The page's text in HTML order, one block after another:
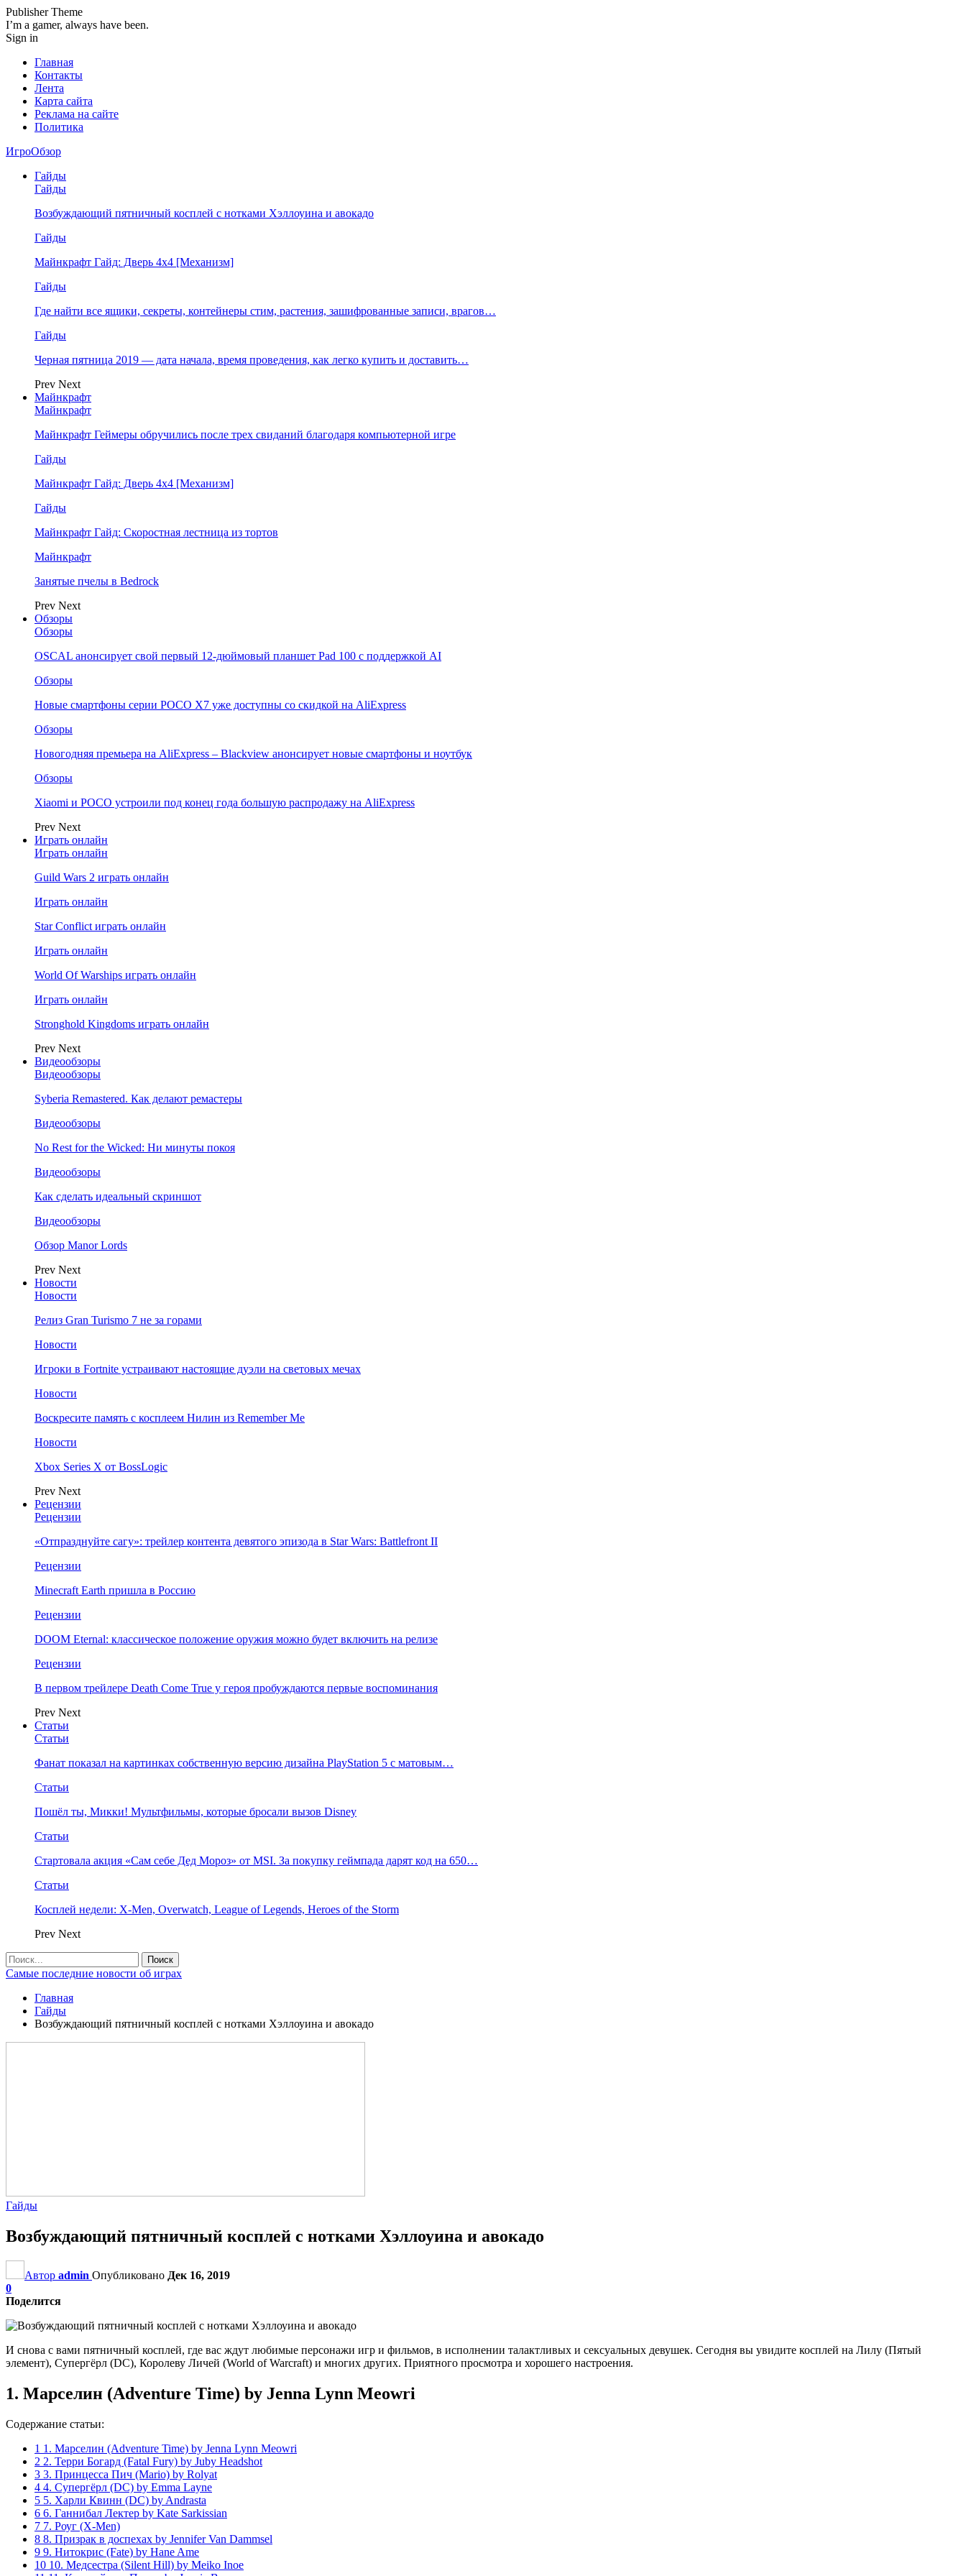
Publisher Theme
I’m a gamer, always have been.
Sign in
Главная
Контакты
Лента
Карта сайта
Реклама на сайте
Политика
ИгроОбзор
Гайды
Гайды
Возбуждающий пятничный косплей с нотками Хэллоуина и авокадо
Гайды
Майнкрафт Гайд: Дверь 4х4 [Механизм]
Гайды
Где найти все ящики, секреты, контейнеры стим, растения, зашифрованные записи, врагов…
Гайды
Черная пятница 2019 — дата начала, время проведения, как легко купить и доставить…
Prev Next
Майнкрафт
Майнкрафт
Майнкрафт Геймеры обручились после трех свиданий благодаря компьютерной игре
Гайды
Майнкрафт Гайд: Дверь 4х4 [Механизм]
Гайды
Майнкрафт Гайд: Скоростная лестница из тортов
Майнкрафт
Занятые пчелы в Bedrock
Prev Next
Обзоры
Обзоры
OSCAL анонсирует свой первый 12-дюймовый планшет Pad 100 с поддержкой AI
Обзоры
Новые смартфоны серии POCO X7 уже доступны со скидкой на AliExpress
Обзоры
Новогодняя премьера на AliExpress – Blackview анонсирует новые смартфоны и ноутбук
Обзоры
Xiaomi и POCO устроили под конец года большую распродажу на AliExpress
Prev Next
Играть онлайн
Играть онлайн
Guild Wars 2 играть онлайн
Играть онлайн
Star Conflict играть онлайн
Играть онлайн
World Of Warships играть онлайн
Играть онлайн
Stronghold Kingdoms играть онлайн
Prev Next
Видеообзоры
Видеообзоры
Syberia Remastered. Как делают ремастеры
Видеообзоры
No Rest for the Wicked: Ни минуты покоя
Видеообзоры
Как сделать идеальный скриншот
Видеообзоры
Обзор Manor Lords
Prev Next
Новости
Новости
Релиз Gran Turismo 7 не за горами
Новости
Игроки в Fortnite устраивают настоящие дуэли на световых мечах
Новости
Воскресите память с косплеем Нилин из Remember Me
Новости
Xbox Series X от BossLogic
Prev Next
Рецензии
Рецензии
«Отпразднуйте сагу»: трейлер контента девятого эпизода в Star Wars: Battlefront II
Рецензии
Minecraft Earth пришла в Россию
Рецензии
DOOM Eternal: классическое положение оружия можно будет включить на релизе
Рецензии
В первом трейлере Death Come True у героя пробуждаются первые воспоминания
Prev Next
Статьи
Статьи
Фанат показал на картинках собственную версию дизайна PlayStation 5 с матовым…
Статьи
Пошёл ты, Микки! Мультфильмы, которые бросали вызов Disney
Статьи
Стартовала акция «Сам себе Дед Мороз» от MSI. За покупку геймпада дарят код на 650…
Статьи
Косплей недели: X-Men, Overwatch, League of Legends, Heroes of the Storm
Prev Next
Самые последние новости об играх
Главная
Гайды
Возбуждающий пятничный косплей с нотками Хэллоуина и авокадо
Гайды
Возбуждающий пятничный косплей с нотками Хэллоуина и авокадо
Автор admin Опубликовано Дек 16, 2019
0
Поделится
И снова с вами пятничный косплей, где вас ждут любимые персонажи игр и фильмов, в исполнении талактливых и сексуальных девушек. Сегодня вы увидите косплей на Лилу (Пятый
элемент), Супергёрл (DC), Королеву Личей (World of Warcraft) и многих других. Приятного просмотра и хорошего настроения.
1. Марселин (Adventure Time) by Jenna Lynn Meowri
Содержание статьи:
1 1. Марселин (Adventure Time) by Jenna Lynn Meowri
2 2. Терри Богард (Fatal Fury) by Juby Headshot
3 3. Принцесса Пич (Mario) by Rolyat
4 4. Супергёрл (DC) by Emma Layne
5 5. Харли Квинн (DC) by Andrasta
6 6. Ганнибал Лектер by Kate Sarkissian
7 7. Роуг (X-Men)
8 8. Призрак в доспехах by Jennifer Van Dammsel
9 9. Нитокрис (Fate) by Hane Ame
10 10. Медсестра (Silent Hill) by Meiko Inoe